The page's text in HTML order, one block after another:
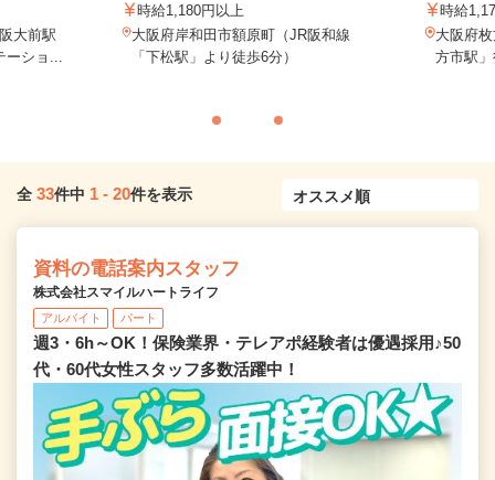
大前駅
ショ...
時給1,180円以上
大阪府岸和田市額原町（JR阪和線
「下松駅」より徒歩6分）
時給
大阪府
方市駅
全 33件中 1 - 20件を表示
資料の電話案内スタッフ
株式会社スマイルハートライフ
アルバイト パート
週3・6h～OK！保険業界・テレアポ経験者は優遇採用♪50
代・60代女性スタッフ多数活躍中！